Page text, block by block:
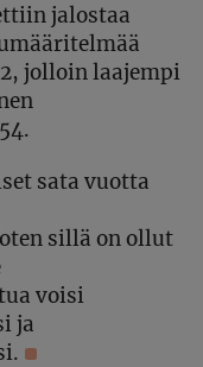
jalostaa
jolloin laajempi
sata vuotta
sillä on ollut
voisi
ja